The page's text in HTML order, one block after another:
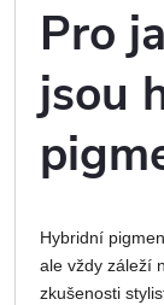
Pro
jsou
Hybridní
ale vždy záleží
zkušenosti